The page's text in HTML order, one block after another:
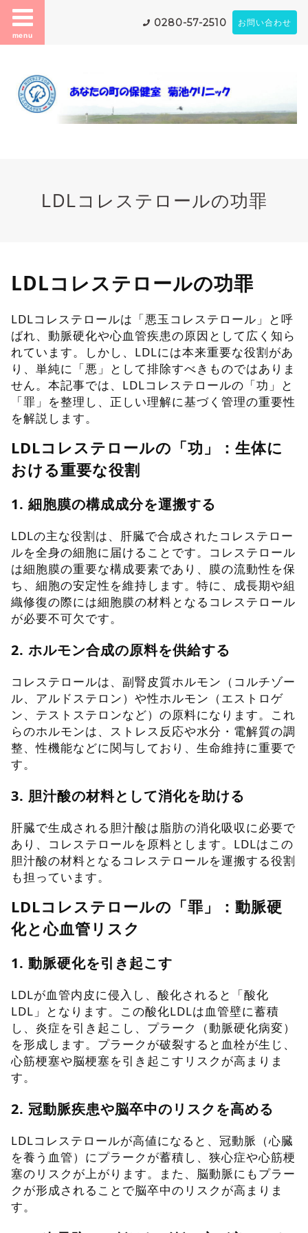
menu
0280-57-2510 お問い合わせ
LDLコレステロールの功罪
LDLコレステロールの功罪
LDLコレステロールは「悪玉コレステロール」と呼
ばれ、動脈硬化や心血管疾患の原因として広く知ら
れています。しかし、LDLには本来重要な役割があ
り、単純に「悪」として排除すべきものではありま
せん。本記事では、LDLコレステロールの「功」と
「罪」を整理し、正しい理解に基づく管理の重要性
を解説します。
LDLコレステロールの「功」：生体に
おける重要な役割
1. 細胞膜の構成成分を運搬する
LDLの主な役割は、肝臓で合成されたコレステロー
ルを全身の細胞に届けることです。コレステロール
は細胞膜の重要な構成要素であり、膜の流動性を保
ち、細胞の安定性を維持します。特に、成長期や組
織修復の際には細胞膜の材料となるコレステロール
が必要不可欠です。
2. ホルモン合成の原料を供給する
コレステロールは、副腎皮質ホルモン（コルチゾー
ル、アルドステロン）や性ホルモン（エストロゲ
ン、テストステロンなど）の原料になります。これ
らのホルモンは、ストレス反応や水分・電解質の調
整、性機能などに関与しており、生命維持に重要で
す。
3. 胆汁酸の材料として消化を助ける
肝臓で生成される胆汁酸は脂肪の消化吸収に必要で
あり、コレステロールを原料とします。LDLはこの
胆汁酸の材料となるコレステロールを運搬する役割
も担っています。
LDLコレステロールの「罪」：動脈硬
化と心血管リスク
1. 動脈硬化を引き起こす
LDLが血管内皮に侵入し、酸化されると「酸化
LDL」となります。この酸化LDLは血管壁に蓄積
し、炎症を引き起こし、プラーク（動脈硬化病変）
を形成します。プラークが破裂すると血栓が生じ、
心筋梗塞や脳梗塞を引き起こすリスクが高まりま
す。
2. 冠動脈疾患や脳卒中のリスクを高める
LDLコレステロールが高値になると、冠動脈（心臓
を養う血管）にプラークが蓄積し、狭心症や心筋梗
塞のリスクが上がります。また、脳動脈にもプラー
クが形成されることで脳卒中のリスクが高まりま
す。